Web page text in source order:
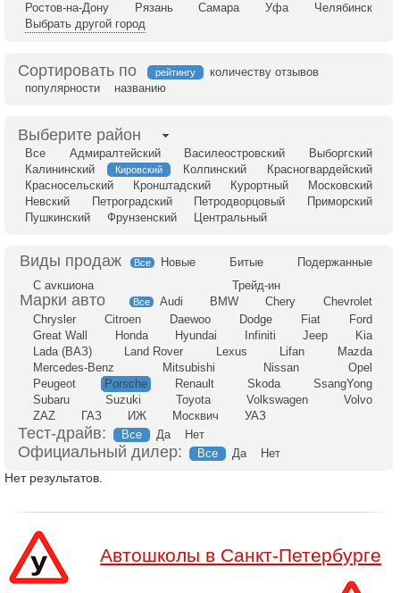
Ростов-на-Дону
Рязань Самара Уфа
Челябинск
Выбрать другой город
Сортировать по рейтингу
количеству отзывов
популярности
названию
Выберите район
Все Адмиралтейский Василеостровский
Выборгский
Калининский
Кировский Колпинский
Красногвардейский
Красносельский
Кронштадский Курортный
Московский
Невский
Петроградский Петродворцовый
Приморский
Пушкинский
Фрунзенский Центральный
Все Новые Битые
Подержанные
С аукциона
Трейд-ин
Все Audi BMW Chery
Chevrolet
Chrysler
Citroen Daewoo Dodge Fiat
Ford
Great Wall
Honda Hyundai Infiniti Jeep
Kia
Lada (ВАЗ)
Land Rover Lexus Lifan
Mazda
Mercedes-Benz
Mitsubishi Nissan
Opel
Peugeot
Porsche Renault Skoda
SsangYong
Subaru
Suzuki Toyota Volkswagen
Volvo
ZAZ
ГАЗ ИЖ Москвич УАЗ
Тест-драйв: Все Да Нет
Официальный дилер: Все Да Нет
Нет результатов.
Автошколы в Санкт-Петербурге